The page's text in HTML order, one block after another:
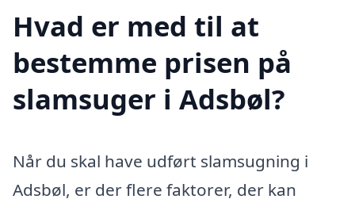
Hvad er med til at
bestemme prisen på
slamsuger i Adsbøl?
Når du skal have udført slamsugning i
Adsbøl, er der flere faktorer, der kan